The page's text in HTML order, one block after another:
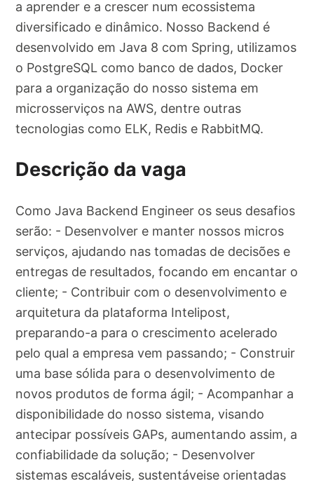
a aprender e a crescer num ecossistema
diversificado e dinâmico. Nosso Backend é
desenvolvido em Java 8 com Spring, utilizamos
o PostgreSQL como banco de dados, Docker
para a organização do nosso sistema em
microsserviços na AWS, dentre outras
tecnologias como ELK, Redis e RabbitMQ.
Descrição da vaga
Como Java Backend Engineer os seus desafios
serão: - Desenvolver e manter nossos micros
serviços, ajudando nas tomadas de decisões e
entregas de resultados, focando em encantar o
cliente; - Contribuir com o desenvolvimento e
arquitetura da plataforma Intelipost,
preparando-a para o crescimento acelerado
pelo qual a empresa vem passando; - Construir
uma base sólida para o desenvolvimento de
novos produtos de forma ágil; - Acompanhar a
disponibilidade do nosso sistema, visando
antecipar possíveis GAPs, aumentando assim, a
confiabilidade da solução; - Desenvolver
sistemas escaláveis, sustentáveis​​e orientadas